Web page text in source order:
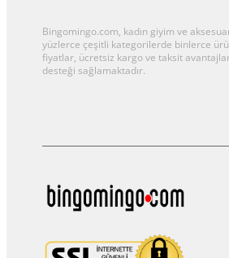
Bingomingo.com, kadın giyim ve
yüzlerce çeşitli kategorilerde binlerce
fiyatlar, ücretsiz kargo ve taksit
desteği sağlamaktadır.